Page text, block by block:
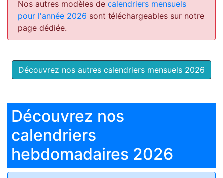
Nos autres modèles de calendriers mensuels
pour l'année 2026 sont téléchargeables sur notre
page dédiée.
Découvrez nos autres calendriers mensuels 2026
Découvrez nos
calendriers
hebdomadaires 2026